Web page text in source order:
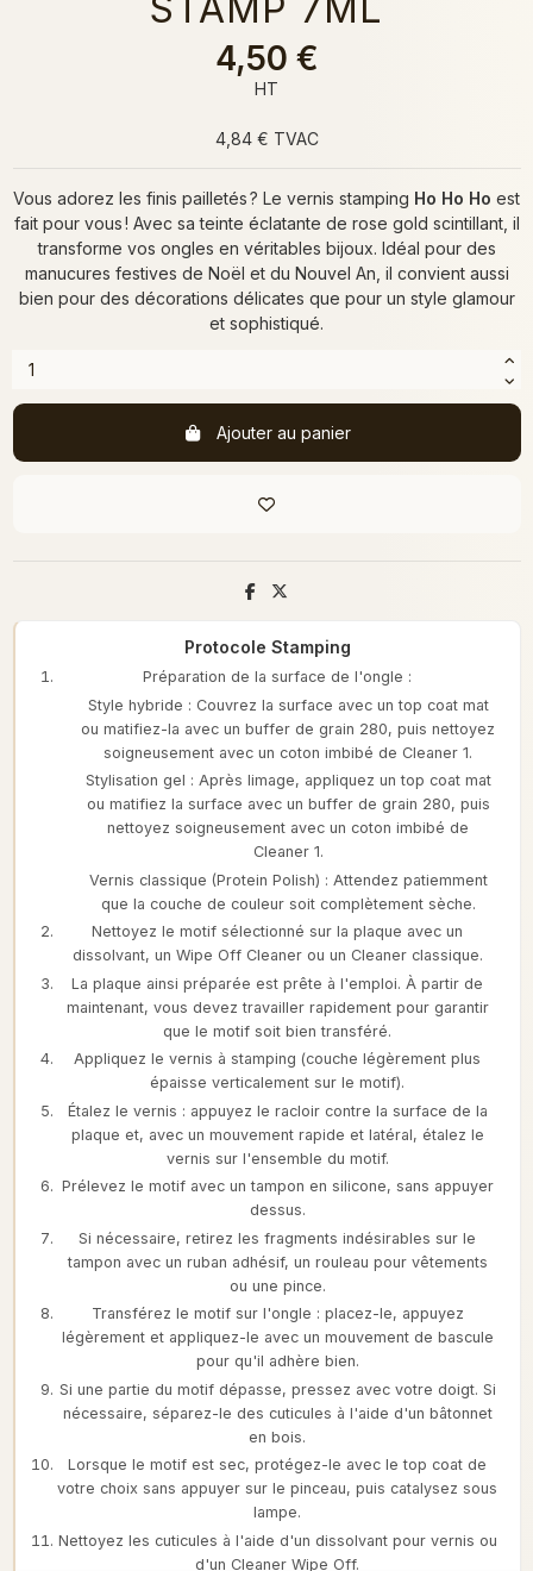
4,50 €
HT
4,84 € TVAC
Vous adorez les finis pailletés ? Le vernis stamping Ho Ho Ho est
fait pour vous ! Avec sa teinte éclatante de rose gold scintillant, il
transforme vos ongles en véritables bijoux. Idéal pour des
manucures festives de Noël et du Nouvel An, il convient aussi
bien pour des décorations délicates que pour un style glamour
et sophistiqué.
Ajouter au panier
Protocole Stamping
Préparation de la surface de l'ongle :
Style hybride : Couvrez la surface avec un top coat mat
ou matifiez-la avec un buffer de grain 280, puis nettoyez
soigneusement avec un coton imbibé de Cleaner 1.
Stylisation gel : Après limage, appliquez un top coat mat
ou matifiez la surface avec un buffer de grain 280, puis
nettoyez soigneusement avec un coton imbibé de
Cleaner 1.
Vernis classique (Protein Polish) : Attendez patiemment
que la couche de couleur soit complètement sèche.
Nettoyez le motif sélectionné sur la plaque avec un
dissolvant, un Wipe Off Cleaner ou un Cleaner classique.
La plaque ainsi préparée est prête à l'emploi. À partir de
maintenant, vous devez travailler rapidement pour garantir
que le motif soit bien transféré.
Appliquez le vernis à stamping (couche légèrement plus
épaisse verticalement sur le motif).
Étalez le vernis : appuyez le racloir contre la surface de la
plaque et, avec un mouvement rapide et latéral, étalez le
vernis sur l'ensemble du motif.
Prélevez le motif avec un tampon en silicone, sans appuyer
dessus.
Si nécessaire, retirez les fragments indésirables sur le
tampon avec un ruban adhésif, un rouleau pour vêtements
ou une pince.
Transférez le motif sur l'ongle : placez-le, appuyez
légèrement et appliquez-le avec un mouvement de bascule
pour qu'il adhère bien.
Si une partie du motif dépasse, pressez avec votre doigt. Si
nécessaire, séparez-le des cuticules à l'aide d'un bâtonnet
en bois.
Lorsque le motif est sec, protégez-le avec le top coat de
votre choix sans appuyer sur le pinceau, puis catalysez sous
lampe.
Nettoyez les cuticules à l'aide d'un dissolvant pour vernis ou
d'un Cleaner Wipe Off.